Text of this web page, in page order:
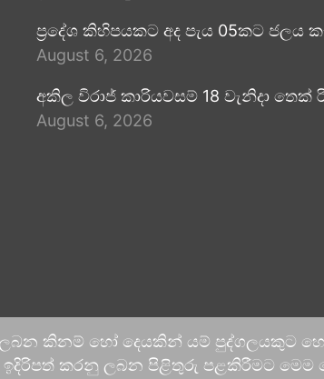
ප්‍රදේශ කිහිපයකට අද පැය 05කට ජලය
August 6, 2026
අකිල විරාජ් කාරියවසම් 18 වැනිදා තෙක්
August 6, 2026
ලබන කිනම් හෝ දෙයකින් යම් පුද්ගලයකුට
කරනු ලබන පිළිතුරු පළකිරීමට මෙම